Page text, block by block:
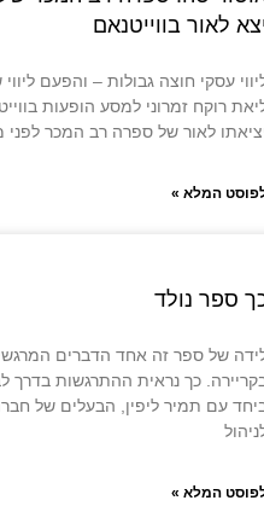
לאור בווייטנאם
עסקי חוצה גבולות – והפעם
רוקח זמרוני למסע הופעות
לאור של ספרה רב המכר לפני
המלא »
ספר נולד
של ספר זה אחד הדברים
כך נראית ההתרגשות בדרך
המלא »